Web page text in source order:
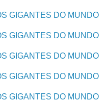
GIGANTES DO MUNDO
GIGANTES DO MUNDO
GIGANTES DO MUNDO
GIGANTES DO MUNDO
GIGANTES DO MUNDO